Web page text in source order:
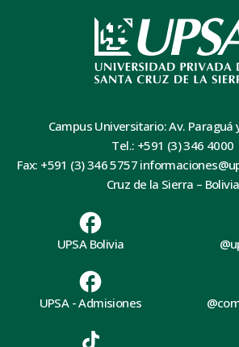
Campus Universitario: Av. Paraguá
Tel.: +591 (3) 346 4000
Fax: +591 (3) 346 5757
Cruz de la Sierra – Bolivia
UPSA Bolivia
UPSA - Admisiones